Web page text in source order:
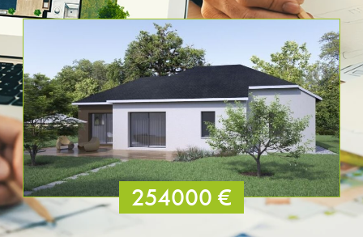
254000 €